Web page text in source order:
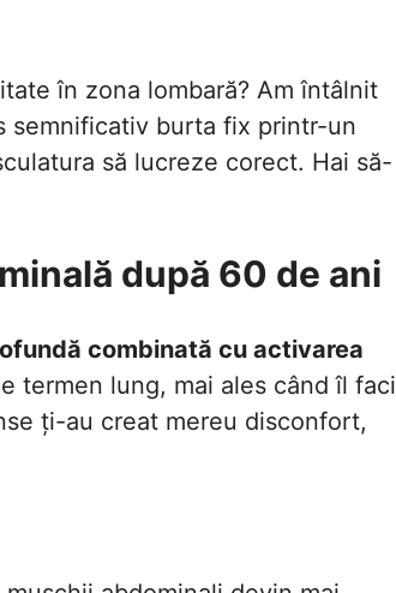
în zona lombară? Am întâlnit
semnificativ burta fix printr-un
să lucreze corect. Hai să-
după 60 de ani
combinată cu activarea
termen lung, mai ales când îl faci
ți-au creat mereu disconfort,